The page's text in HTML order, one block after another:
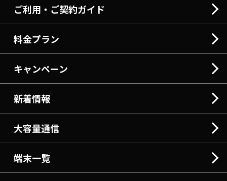
ご利用・ご契約ガイド
料金プラン
キャンペーン
新着情報
大容量通信
端末一覧